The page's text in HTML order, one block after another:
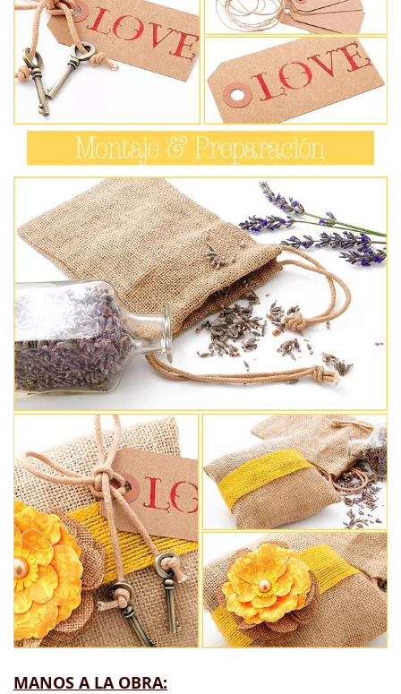
MANOS A LA OBRA: